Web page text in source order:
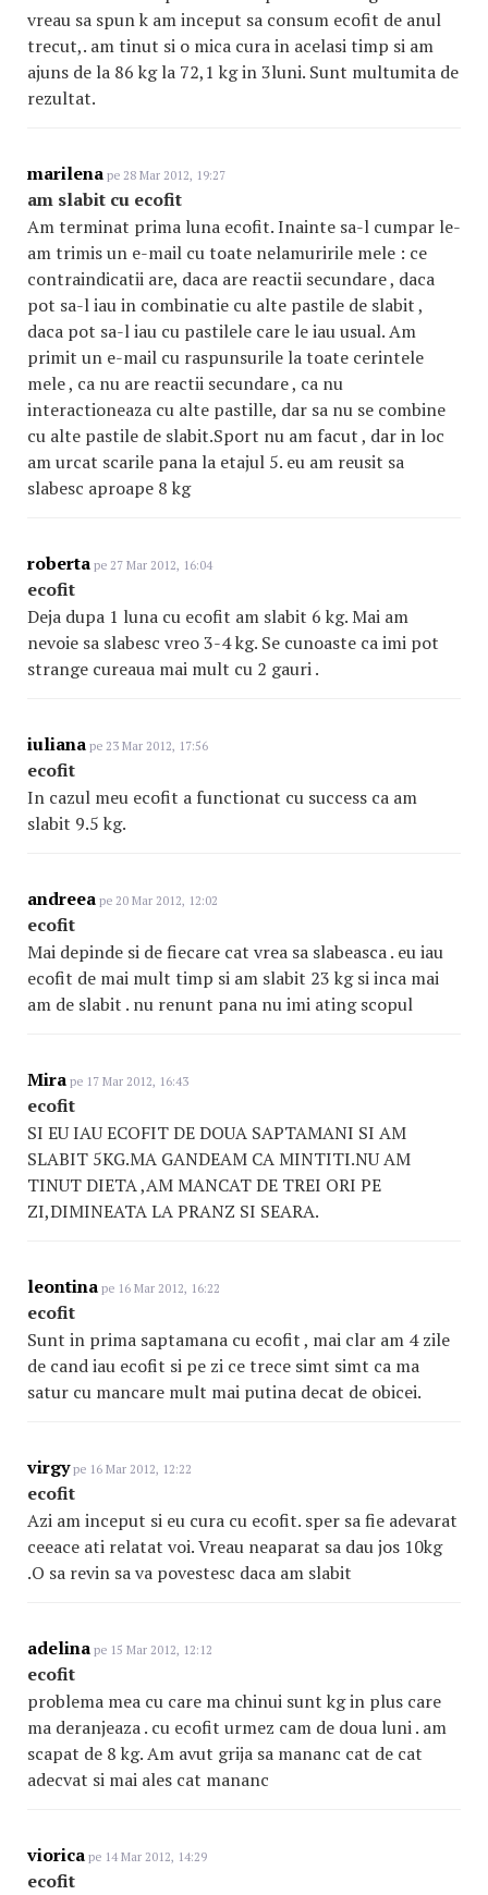
vreau sa spun k am inceput sa consum ecofit de anul
trecut,. am tinut si o mica cura in acelasi timp si am
ajuns de la 86 kg la 72,1 kg in 3luni. Sunt multumita de
rezultat.
marilena pe 28 Mar 2012, 19:27
am slabit cu ecofit
Am terminat prima luna ecofit. Inainte sa-l cumpar le-
am trimis un e-mail cu toate nelamuririle mele : ce
contraindicatii are, daca are reactii secundare , daca
pot sa-l iau in combinatie cu alte pastile de slabit ,
daca pot sa-l iau cu pastilele care le iau usual. Am
primit un e-mail cu raspunsurile la toate cerintele
mele , ca nu are reactii secundare , ca nu
interactioneaza cu alte pastille, dar sa nu se combine
cu alte pastile de slabit.Sport nu am facut , dar in loc
am urcat scarile pana la etajul 5. eu am reusit sa
slabesc aproape 8 kg
roberta pe 27 Mar 2012, 16:04
ecofit
Deja dupa 1 luna cu ecofit am slabit 6 kg. Mai am
nevoie sa slabesc vreo 3-4 kg. Se cunoaste ca imi pot
strange cureaua mai mult cu 2 gauri .
iuliana pe 23 Mar 2012, 17:56
ecofit
In cazul meu ecofit a functionat cu success ca am
slabit 9.5 kg.
andreea pe 20 Mar 2012, 12:02
ecofit
Mai depinde si de fiecare cat vrea sa slabeasca . eu iau
ecofit de mai mult timp si am slabit 23 kg si inca mai
am de slabit . nu renunt pana nu imi ating scopul
Mira pe 17 Mar 2012, 16:43
ecofit
SI EU IAU ECOFIT DE DOUA SAPTAMANI SI AM
SLABIT 5KG.MA GANDEAM CA MINTITI.NU AM
TINUT DIETA ,AM MANCAT DE TREI ORI PE
ZI,DIMINEATA LA PRANZ SI SEARA.
leontina pe 16 Mar 2012, 16:22
ecofit
Sunt in prima saptamana cu ecofit , mai clar am 4 zile
de cand iau ecofit si pe zi ce trece simt simt ca ma
satur cu mancare mult mai putina decat de obicei.
virgype 16 Mar 2012, 12:22
ecofit
Azi am inceput si eu cura cu ecofit. sper sa fie adevarat
ceeace ati relatat voi. Vreau neaparat sa dau jos 10kg
.O sa revin sa va povestesc daca am slabit
adelina pe 15 Mar 2012, 12:12
ecofit
problema mea cu care ma chinui sunt kg in plus care
ma deranjeaza . cu ecofit urmez cam de doua luni . am
scapat de 8 kg. Am avut grija sa mananc cat de cat
adecvat si mai ales cat mananc
viorica pe 14 Mar 2012, 14:29
ecofit